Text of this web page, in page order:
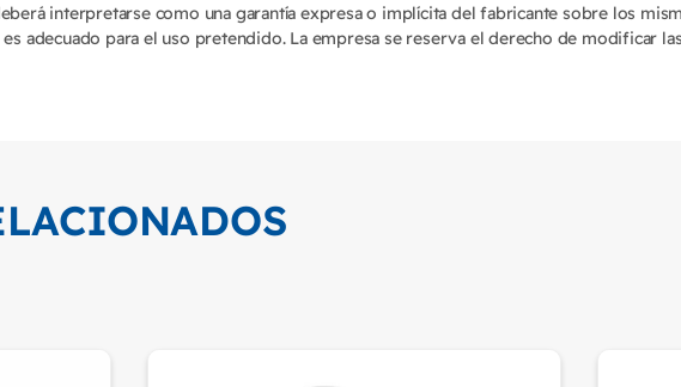
interpretarse como una garantía expresa o implícita del fabricante sobre los
adecuado para el uso pretendido. La empresa se reserva el derecho de modificar